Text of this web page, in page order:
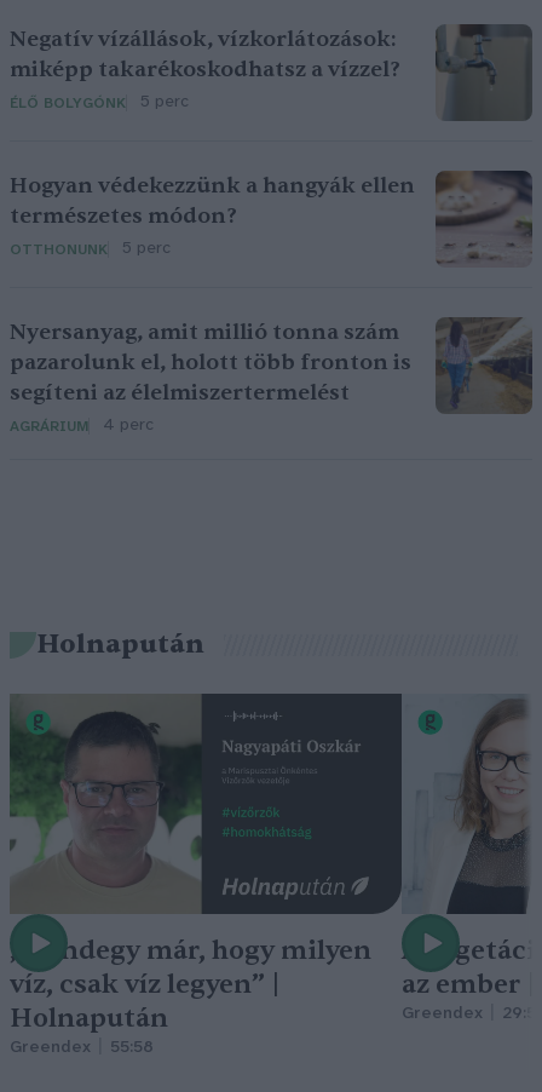
Negatív vízállások, vízkorlátozások:
miképp takarékoskodhatsz a vízzel?
ÉLŐ BOLYGÓNK 5 perc
Hogyan védekezzünk a hangyák ellen
természetes módon?
OTTHONUNK 5 perc
Nyersanyag, amit millió tonna szám
pazarolunk el, holott több fronton is
segíteni az élelmiszertermelést
AGRÁRIUM 4 perc
Holnapután
„Mindegy már, hogy milyen
víz, csak víz legyen” |
Holnapután
Greendex 55:58
A
az ember
Greendex